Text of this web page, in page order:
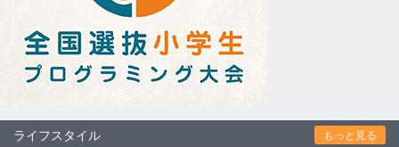
ライフスタイル もっと見る